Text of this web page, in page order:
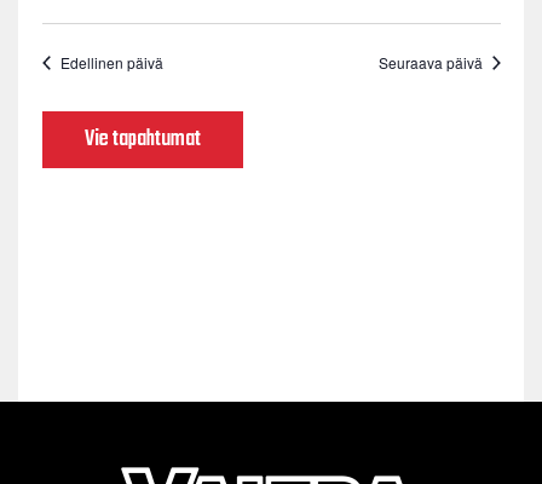
Edellinen päivä Seuraava päivä
Vie tapahtumat